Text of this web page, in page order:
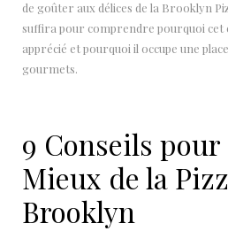
de goûter aux délices de la Brooklyn
suffira pour comprendre pourquoi cet
apprécié et pourquoi il occupe une
gourmets.
9 Conseils
Mieux de la
Brooklyn